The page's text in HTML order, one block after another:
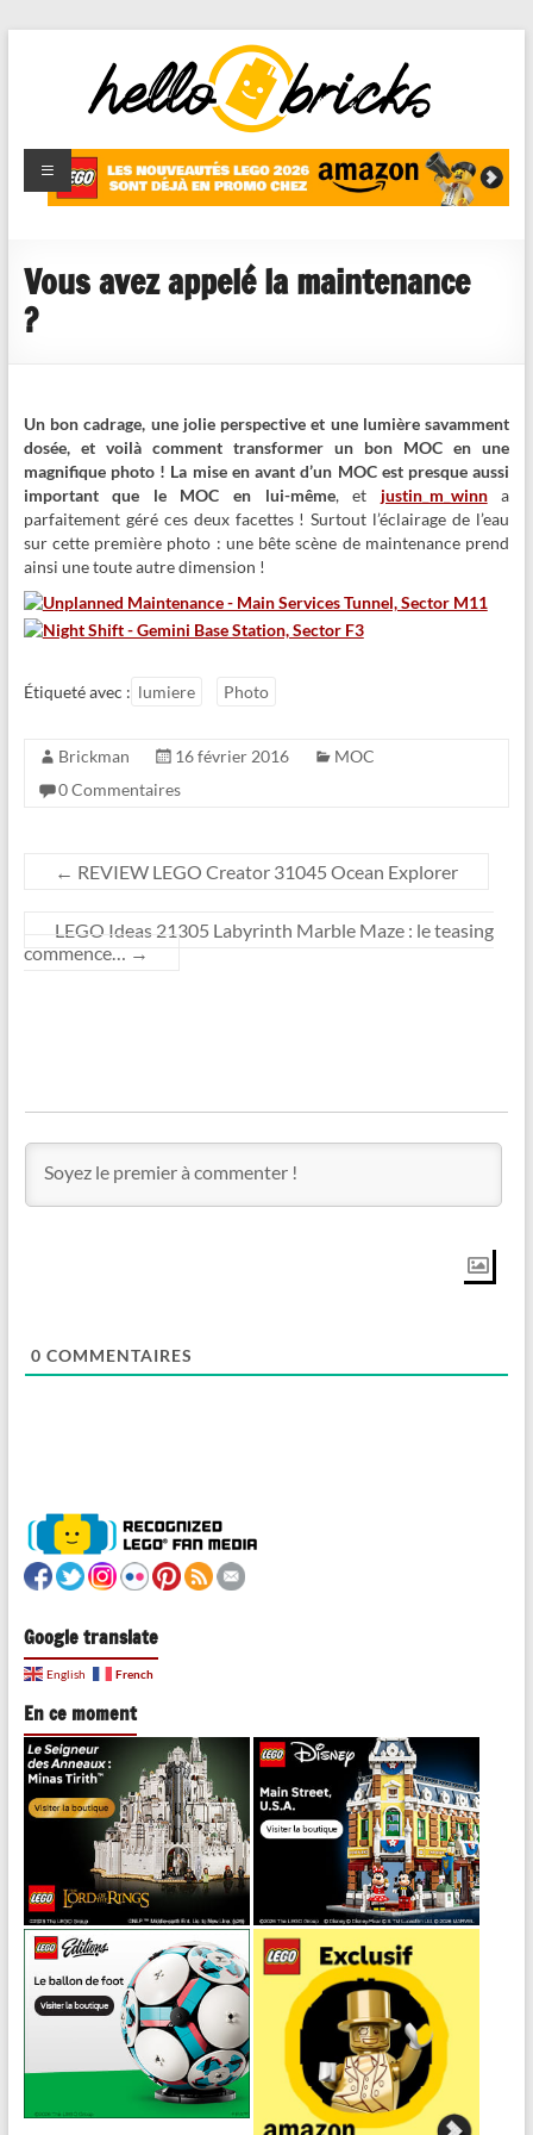
HelloBricks
Blog LEGO,
nouveaut�s
reviews
Vous avez appelé la maintenance
?
Un bon cadrage, une jolie perspective et une lumière savamment
dosée, et voilà comment transformer un bon MOC en une
magnifique photo ! La mise en avant d’un MOC est presque aussi
important que le MOC en lui-même, et justin_m_winna
parfaitement géré ces deux facettes ! Surtout l’éclairage de l’eau
sur cette première photo : une bête scène de maintenance prend
ainsi une toute autre dimension !
Étiqueté avec : lumiere Photo
Brickman 16 février 2016
MOC
0 Commentaires
← REVIEW LEGO Creator 31045 Ocean Explorer
LEGO Ideas 21305 Labyrinth Marble Maze : le teasing
commence… →
0 COMMENTAIRES
Google translate
English French
En ce moment